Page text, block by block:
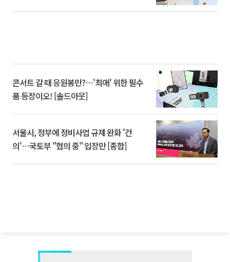
콘서트 갈 때 응원봉만?⋯'최애' 위한 필수
품 등장이오! [솔드아웃]
서울시, 정부에 정비사업 규제 완화 '건
의'⋯국토부 "협의 중" 입장만 [종합]